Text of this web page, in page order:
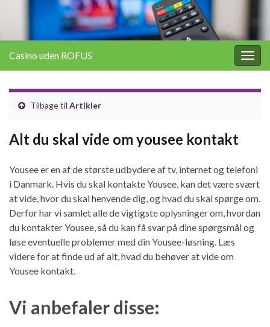
Casino uden ROFUS
Tilbage til Artikler
Alt du skal vide om yousee kontakt
Yousee er en af de største udbydere af tv, internet og telefoni
i Danmark. Hvis du skal kontakte Yousee, kan det være svært
at vide, hvor du skal henvende dig, og hvad du skal spørge om.
Derfor har vi samlet alle de vigtigste oplysninger om, hvordan
du kontakter Yousee, så du kan få svar på dine spørgsmål og
løse eventuelle problemer med din Yousee-løsning. Læs
videre for at finde ud af alt, hvad du behøver at vide om
Yousee kontakt.
Vi anbefaler disse: